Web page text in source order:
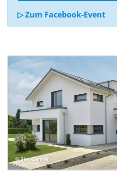
▷ Zum Facebook-Event
© Bien-Zenker